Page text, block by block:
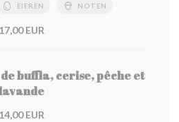
EIEREN NOTEN
17,00 EUR
buffla, cerise, pêche et
14,00 EUR